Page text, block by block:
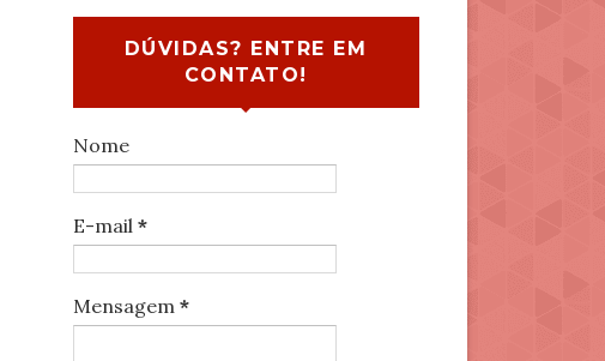
DÚVIDAS? ENTRE EM
CONTATO!
Nome
E-mail *
Mensagem *